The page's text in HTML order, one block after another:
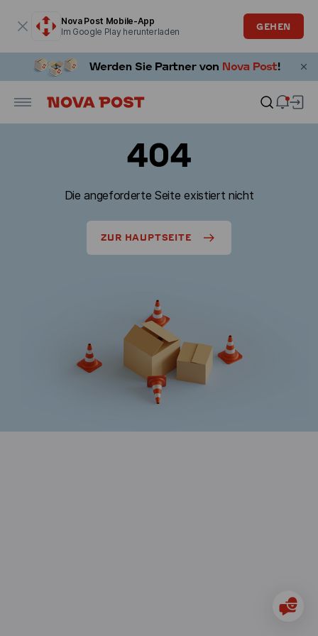
Nova Post Mobile-App
Im Google Play herunterladen
GEHEN
404
Die angeforderte Seite existiert nicht
ZUR HAUPTSEITE